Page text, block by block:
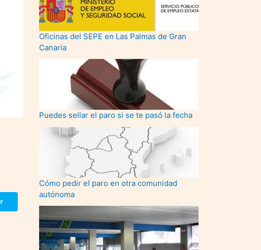
Oficinas del SEPE en Las Palmas de Gran
Canaria
Puedes sellar el paro si se te pasó la fecha
Cómo pedir el paro en otra comunidad
autónoma